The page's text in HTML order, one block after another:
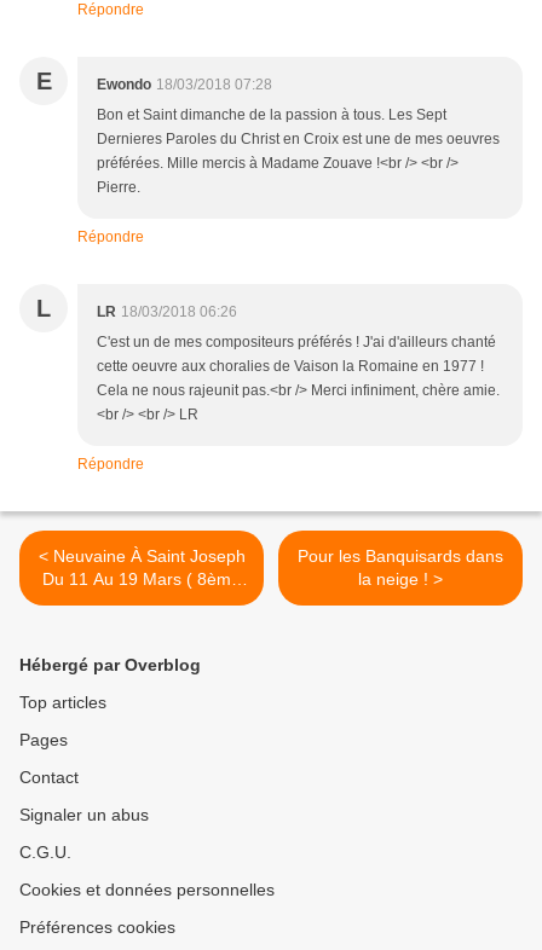
Répondre
E Ewondo 18/03/2018 07:28
Bon et Saint dimanche de la passion à tous. Les Sept
Dernieres Paroles du Christ en Croix est une de mes oeuvres
préférées. Mille mercis à Madame Zouave !<br /> <br />
Pierre.
Répondre
L LR 18/03/2018 06:26
C'est un de mes compositeurs préférés ! J'ai d'ailleurs chanté
cette oeuvre aux choralies de Vaison la Romaine en 1977 !
Cela ne nous rajeunit pas.<br /> Merci infiniment, chère amie.
<br /> <br /> LR
Répondre
< Neuvaine À Saint Joseph
Du 11 Au 19 Mars ( 8ème
Jour )
Pour les Banquisards dans
la neige ! >
Hébergé par Overblog
Top articles
Pages
Contact
Signaler un abus
C.G.U.
Cookies et données personnelles
Préférences cookies